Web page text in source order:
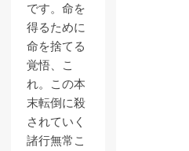
です。命を
得るために
命を捨てる
覚悟、こ
れ。この本
末転倒に殺
されていく
諸行無常こ